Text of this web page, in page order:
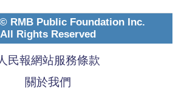
RMB Public Foundation Inc.
All Rights Reserved
民報網站服務條款
關於我們